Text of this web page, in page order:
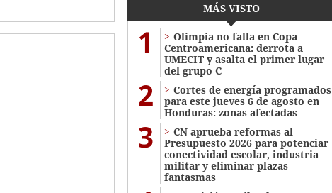
MÁS VISTO
1
Olimpia no falla en Copa
Centroamericana: derrota a
UMECIT y asalta el primer lugar
del grupo C
2
Cortes de energía programados
para este jueves 6 de agosto en
Honduras: zonas afectadas
3
CN aprueba reformas al
Presupuesto 2026 para potenciar
conectividad escolar, industria
militar y eliminar plazas
fantasmas